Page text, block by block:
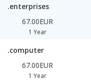
.enterprises
67.00EUR
1 Year
.computer
67.00EUR
1 Year